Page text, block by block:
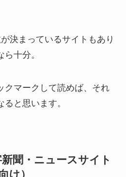
決まっているサイトもあり
十分。
クマークして読めば、それ
と思います。
聞・ニュースサイト
け）